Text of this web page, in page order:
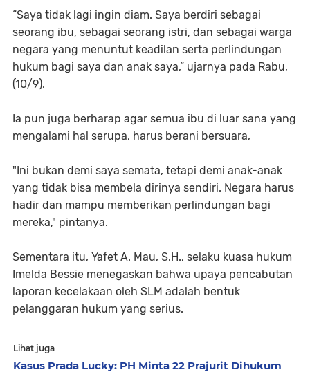
“Saya tidak lagi ingin diam. Saya berdiri sebagai
seorang ibu, sebagai seorang istri, dan sebagai warga
negara yang menuntut keadilan serta perlindungan
hukum bagi saya dan anak saya,” ujarnya pada Rabu,
(10/9).
Ia pun juga berharap agar semua ibu di luar sana yang
mengalami hal serupa, harus berani bersuara,
"Ini bukan demi saya semata, tetapi demi anak-anak
yang tidak bisa membela dirinya sendiri. Negara harus
hadir dan mampu memberikan perlindungan bagi
mereka," pintanya.
Sementara itu, Yafet A. Mau, S.H., selaku kuasa hukum
Imelda Bessie menegaskan bahwa upaya pencabutan
laporan kecelakaan oleh SLM adalah bentuk
pelanggaran hukum yang serius.
Lihat juga
Kasus Prada Lucky: PH Minta 22 Prajurit Dihukum